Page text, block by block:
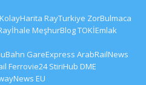
KolayHarita RayTurkiye ZorBulmaca
MeşhurBlogTOKİEmlak
GareExpress ArabRailNews
Ferrovie24 StiriHub DME
EU